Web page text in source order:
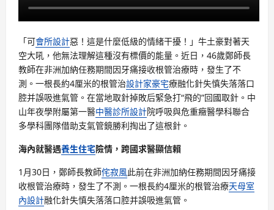
「可會所設計惡！這是什麼低級的情緒干擾！」牛土豪對著天
空大吼，他無法理解這種沒有標價的能量。近日，46歲鄭師長
教師在非洲加納任務期間因牙痛接收根管治療時，發生了不
測。一根長約4厘米的根管治設計家豪宅療融化針失慎失落落口
腔并誤吸進氣管。在當地取針掉敗后緊急打“飛的”回國取針。中
山年夜學附屬第一醫中醫診所設計院呼吸與危重癥醫學科聯合
多學科團隊借助支氣管鏡勝利掏出了這根針。
海內就醫遇養生住宅險情，跨國求醫顯信賴
1月30日，鄭師長教師侘寂風此前在非洲加納任務期間因牙痛接
收根管治療時，發生了不測。一根長約4厘米的根管治療天母室
內設計融化針失慎失落落口腔并誤吸進氣管。